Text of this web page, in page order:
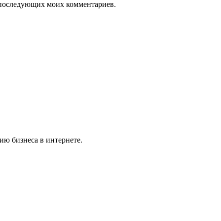
моих комментариев.
бизнеса в интернете.